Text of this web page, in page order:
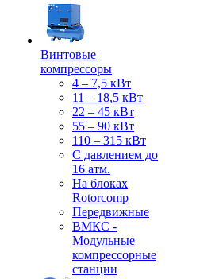
Винтовые
компрессоры
4 – 7,5 кВт
11 – 18,5 кВт
22 – 45 кВт
55 – 90 кВт
110 – 315 кВт
С давлением до
16 атм.
На блоках
Rotorcomp
Передвижные
ВМКС -
Модульные
компрессорные
станции